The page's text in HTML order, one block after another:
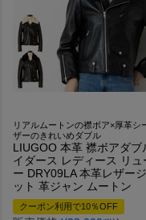
リアルムートンの襟ボア×厚革シ
ザーのきれいめダブル
LIUGOO 本革 襟ボアダブ
イダース レディース リュ
ー DRY09LA 本革レザー
ット 革ジャン ムートン
クーポン利用で10％OFF